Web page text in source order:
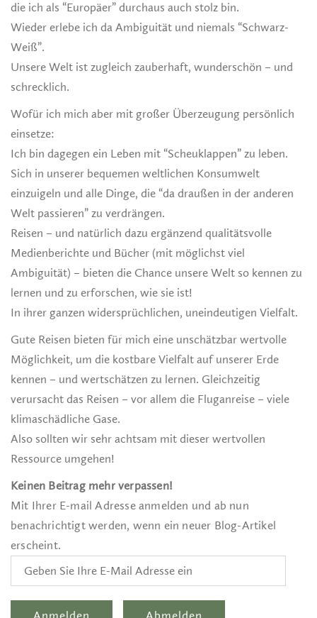
die ich als “Europäer” durchaus auch stolz bin.
Wieder erlebe ich da Ambiguität und niemals “Schwarz-
Weiß”.
Unsere Welt ist zugleich zauberhaft, wunderschön – und
schrecklich.
Wofür ich mich aber mit großer Überzeugung persönlich
einsetze:
Ich bin dagegen ein Leben mit “Scheuklappen” zu leben.
Sich in unserer bequemen weltlichen Konsumwelt
einzuigeln und alle Dinge, die “da draußen in der anderen
Welt passieren” zu verdrängen.
Reisen – und natürlich dazu ergänzend qualitätsvolle
Medienberichte und Bücher (mit möglichst viel
Ambiguität) – bieten die Chance unsere Welt so kennen zu
lernen und zu erforschen, wie sie ist!
In ihrer ganzen widersprüchlichen, uneindeutigen Vielfalt.
Gute Reisen bieten für mich eine unschätzbar wertvolle
Möglichkeit, um die kostbare Vielfalt auf unserer Erde
kennen – und wertschätzen zu lernen. Gleichzeitig
verursacht das Reisen – vor allem die Fluganreise – viele
klimaschädliche Gase.
Also sollten wir sehr achtsam mit dieser wertvollen
Ressource umgehen!
Keinen Beitrag mehr verpassen!
Mit Ihrer E-mail Adresse anmelden und ab nun
benachrichtigt werden, wenn ein neuer Blog-Artikel
erscheint.